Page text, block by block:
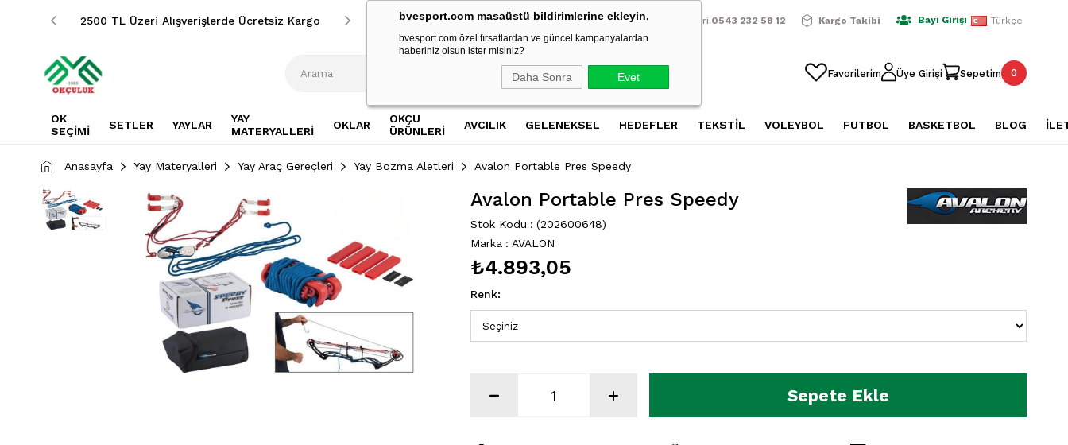
bvesport.com masaüstü bildirimlerine ekleyin.
bvesport.com özel fırsatlardan ve güncel kampanyalardan
haberiniz olsun ister misiniz?
Daha Sonra Evet
2500 TL Üzeri Alışverişlerde Ücretsiz Kargo 2500 TL Üzeri Alışverişlerde Ücretsiz Kargo 2500 TL Üzeri Alışverişlerde Ücretsiz Kargo 2500 TL Üzeri Alışverişlerde
Müşteri Hizmetleri:0543 232 58 12 Kargo Takibi Bayi Girişi Türkçe
Favorilerim Üye Girişi Sepetim 0
OK
SEÇİMİ
SETLER YAYLAR
YAY
MATERYALLERİ
OKLAR
OKÇU
ÜRÜNLERİ
AVCILIK GELENEKSEL HEDEFLER TEKSTİL VOLEYBOL FUTBOL BASKETBOL BLOG
Anasayfa Yay Materyalleri Yay Araç Gereçleri Yay Bozma Aletleri Avalon Portable Pres Speedy
Avalon Portable Pres Speedy
Stok Kodu
(202600648)
Marka : AVALON
₺4.893,05
Renk: